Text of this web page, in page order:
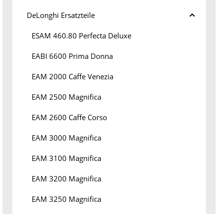
DeLonghi Ersatzteile
ESAM 460.80 Perfecta Deluxe
EABI 6600 Prima Donna
EAM 2000 Caffe Venezia
EAM 2500 Magnifica
EAM 2600 Caffe Corso
EAM 3000 Magnifica
EAM 3100 Magnifica
EAM 3200 Magnifica
EAM 3250 Magnifica